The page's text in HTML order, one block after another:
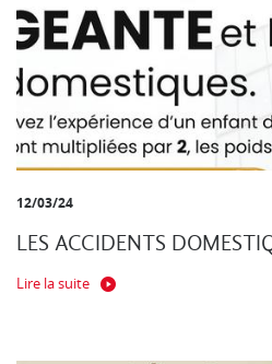
12/03/24
LES ACCIDENTS
Lire la suite